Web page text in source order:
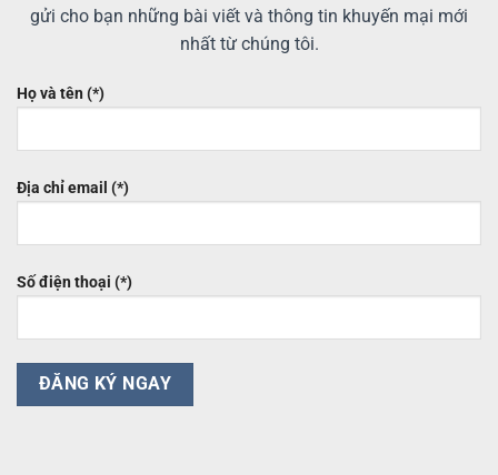
gửi cho bạn những bài viết và thông tin khuyến mại mới
nhất từ chúng tôi.
Họ và tên (*)
Địa chỉ email (*)
Số điện thoại (*)